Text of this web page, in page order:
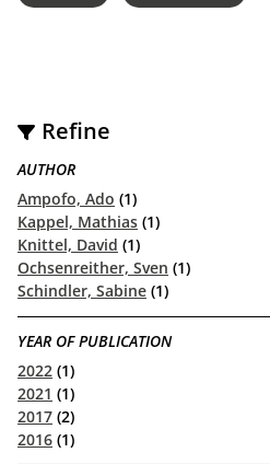
Refine
AUTHOR
Ampofo, Ado (1)
Kappel, Mathias (1)
Knittel, David (1)
Ochsenreither, Sven (1)
Schindler, Sabine (1)
YEAR OF PUBLICATION
2022 (1)
2021 (1)
2017 (2)
2016 (1)